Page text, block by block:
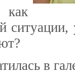
в